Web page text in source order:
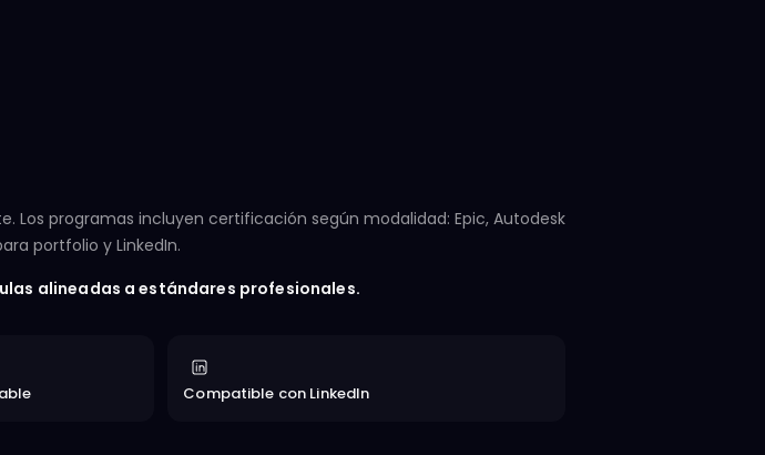
programas incluyen certificación según modalidad: Epic, Autodesk
portfolio y LinkedIn.
alineadas a estándares profesionales.
Compatible con LinkedIn